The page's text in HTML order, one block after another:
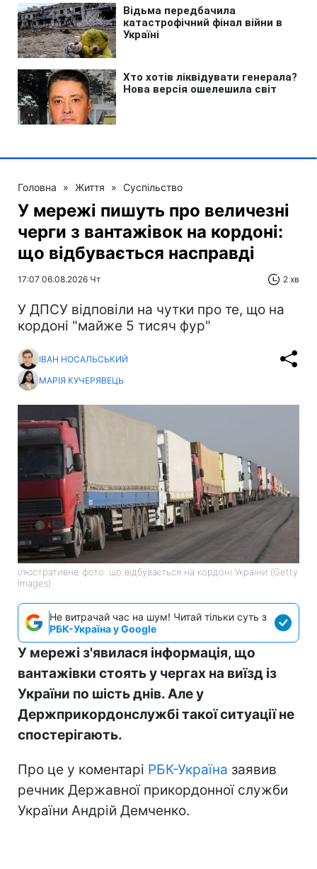
Головна » Життя » Суспільство
У мережі пишуть про величезні
черги з вантажівок на кордоні:
що відбувається насправді
17:07 06.08.2026 Чт 2 хв
У ДПСУ відповіли на чутки про те, що на
кордоні "майже 5 тисяч фур"
ІВАН НОСАЛЬСЬКИЙ
МАРІЯ КУЧЕРЯВЕЦЬ
Ілюстративне фото: що відбувається на кордоні України (Getty
Images)
Не витрачай час на шум! Читай тільки суть з
РБК-Україна у Google
У мережі з'явилася інформація, що
вантажівки стоять у чергах на виїзд із
України по шість днів. Але у
Держприкордонслужбі такої ситуації не
спостерігають.
Про це у коментарі РБК-Україна заявив
речник Державної прикордонної служби
України Андрій Демченко.